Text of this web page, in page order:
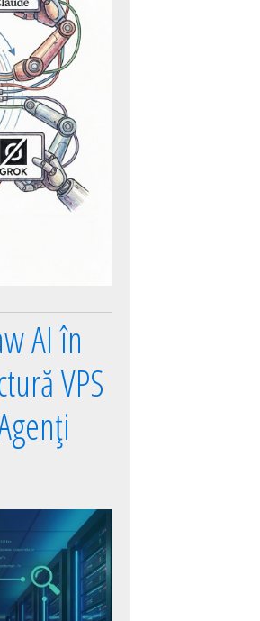
AI în
VPS